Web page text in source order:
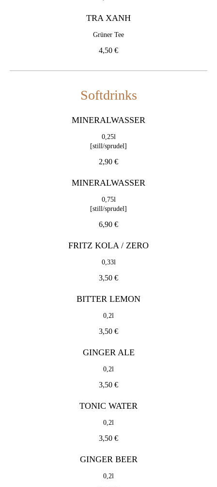
MINERALWASSER
0,25l
[still/sprudel]
2,90 €
MINERALWASSER
FRITZ KOLA / ZERO
0,33l
3,50 €
BITTER LEMON
0,2l
3,50 €
GINGER ALE
0,2l
3,50 €
TONIC WATER
0,2l
3,50 €
GINGER BEER
Juice
FRISCH GEPRESSTER ORANGENSAFT
0,3l
4,90 €
TRA XANH
Grüner Tee
4,50 €
Softdrinks
MINERALWASSER
0,25l
[still/sprudel]
2,90 €
MINERALWASSER
0,75l
[still/sprudel]
6,90 €
FRITZ KOLA / ZERO
0,33l
3,50 €
BITTER LEMON
0,2l
3,50 €
GINGER ALE
0,2l
3,50 €
TONIC WATER
0,2l
3,50 €
GINGER BEER
0,2l